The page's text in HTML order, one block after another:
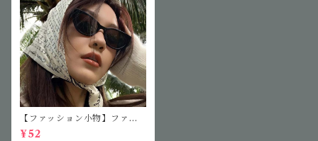
【ファッション小物】ファッ
ションサングラス
¥52